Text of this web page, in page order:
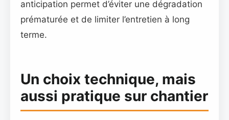
anticipation permet d’éviter une dégradation
prématurée et de limiter l’entretien à long
terme.
Un choix technique, mais
aussi pratique sur chantier